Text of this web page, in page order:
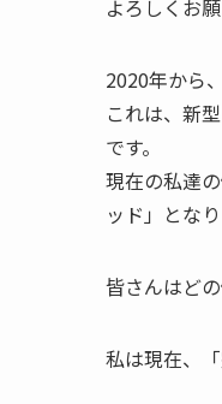
よろしくお
2020年から
これは、新
です。
現在の私達
ッド」となり
皆さんはど
私は現在、